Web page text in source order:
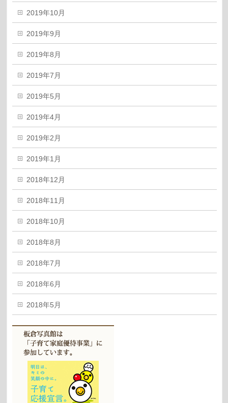
2019年10月
2019年9月
2019年8月
2019年7月
2019年5月
2019年4月
2019年2月
2019年1月
2018年12月
2018年11月
2018年10月
2018年8月
2018年7月
2018年6月
2018年5月